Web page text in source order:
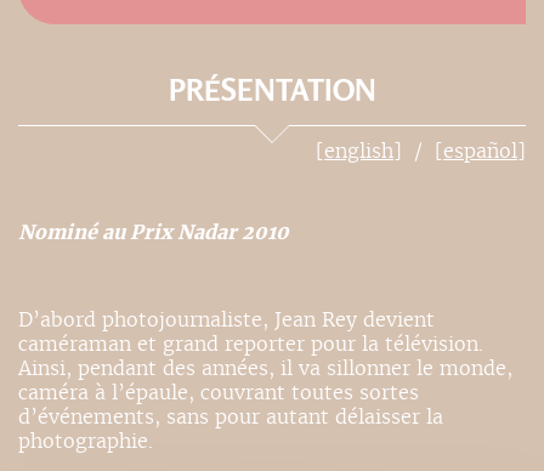
PRÉSENTATION
[english] [español]
Nominé au Prix Nadar 2010
D’abord photojournaliste, Jean Rey devient
caméraman et grand reporter pour la télévision.
Ainsi, pendant des années, il va sillonner le monde,
caméra à l’épaule, couvrant toutes sortes
d’événements, sans pour autant délaisser la
photographie.